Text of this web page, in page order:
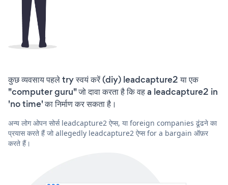
कुछ व्यवसाय पहले try स्वयं करें (diy) leadcapture2 या एक
"computer guru" जो दावा करता है कि वह a leadcapture2 in
'no time' का निर्माण कर सकता है।
अन्य लोग ओपन सोर्स leadcapture2 ऐप्स, या foreign companies ढूंढने का
प्रयास करते हैं जो allegedly leadcapture2 ऐप्स for a bargain ऑफ़र
करते हैं।